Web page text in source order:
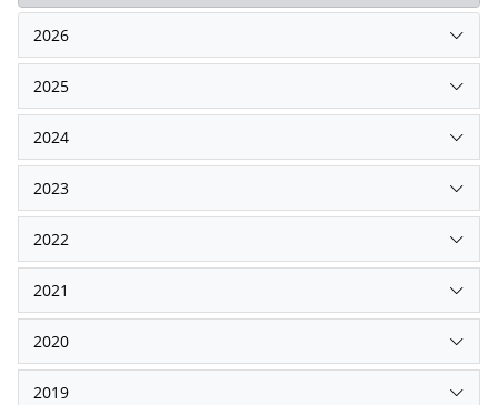
2026
2025
2024
2023
2022
2021
2020
2019